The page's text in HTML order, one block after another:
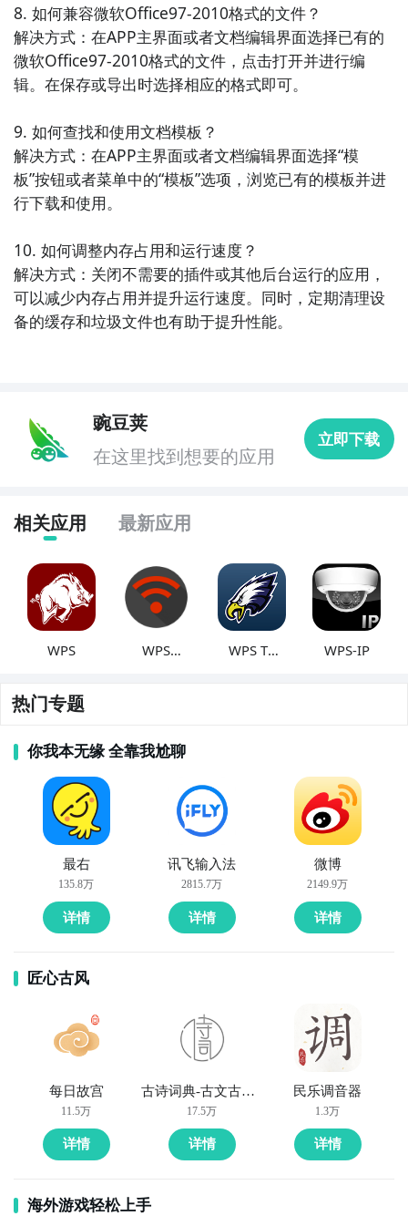
8. 如何兼容微软Office97-2010格式的文件？
解决方式：在APP主界面或者文档编辑界面选择已有的
微软Office97-2010格式的文件，点击打开并进行编
辑。在保存或导出时选择相应的格式即可。
9. 如何查找和使用文档模板？
解决方式：在APP主界面或者文档编辑界面选择“模
板”按钮或者菜单中的“模板”选项，浏览已有的模板并进
行下载和使用。
10. 如何调整内存占用和运行速度？
解决方式：关闭不需要的插件或其他后台运行的应用，
可以减少内存占用并提升运行速度。同时，定期清理设
备的缓存和垃圾文件也有助于提升性能。
豌豆荚
在这里找到想要的应用
立即下载
相关应用 最新应用
WPS
WPS
WPS To
WPS-IP
热门专题
你我本无缘 全靠我尬聊
最右
135.8万
详情
讯飞输入法
2815.7万
详情
微博
2149.9万
详情
匠心古风
每日故宫
11.5万
详情
古诗词典-古文古诗学习
17.5万
详情
民乐调音器
1.3万
详情
海外游戏轻松上手